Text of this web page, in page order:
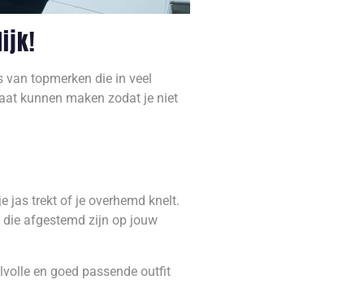
topmerken die in veel
kunnen maken zodat je niet
jas trekt of je overhemd knelt.
afgestemd zijn op jouw
en goed passende outfit